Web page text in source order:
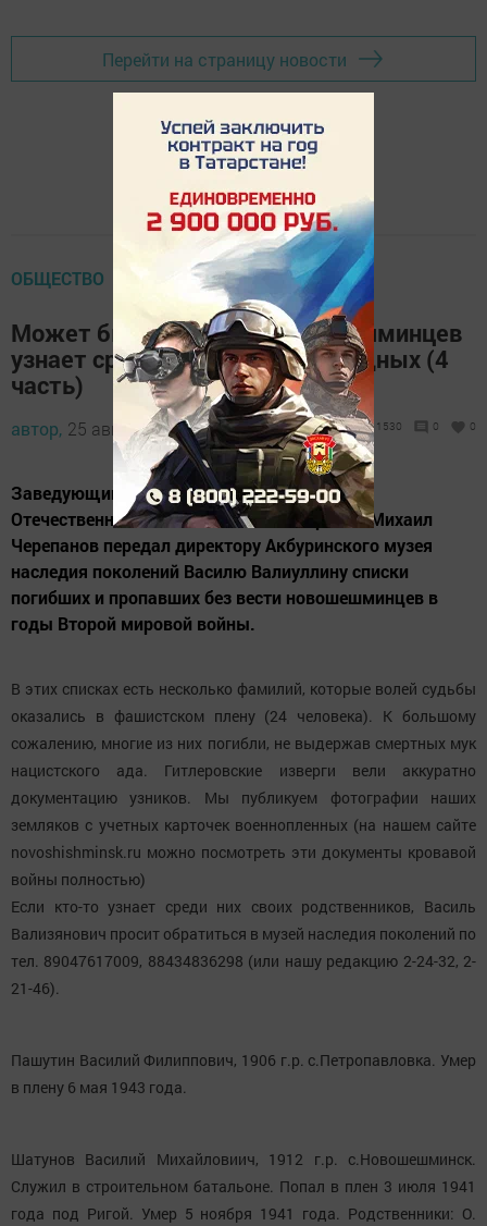
Перейти на страницу новости
ОБЩЕСТВО
Может быть кто-то из новошешминцев
узнает среди пленных своих родных (4
часть)
автор, 25 августа 2017 - 07:06 1530 0 0
Заведующий музеем-мемориалом Великой
Отечественной войны в Казанском Кремле Михаил
Черепанов передал директору Акбуринского музея
наследия поколений Василю Валиуллину списки
погибших и пропавших без вести новошешминцев в
годы Второй мировой войны.
В этих списках есть несколько фамилий, которые волей судьбы
оказались в фашистском плену (24 человека). К большому
сожалению, многие из них погибли, не выдержав смертных мук
нацистского ада. Гитлеровские изверги вели аккуратно
документацию узников. Мы публикуем фотографии наших
земляков с учетных карточек военнопленных (на нашем сайте
novoshishminsk.ru можно посмотреть эти документы кровавой
войны полностью)
Если кто-то узнает среди них своих родственников, Василь
Вализянович просит обратиться в музей наследия поколений по
тел. 89047617009, 88434836298 (или нашу редакцию 2-24-32, 2-
21-46).
Пашутин Василий Филиппович, 1906 г.р. с.Петропавловка. Умер
в плену 6 мая 1943 года.
Шатунов Василий Михайловиич, 1912 г.р. с.Новошешминск.
Служил в строительном батальоне. Попал в плен 3 июля 1941
года под Ригой. Умер 5 ноября 1941 года. Родственники: О.